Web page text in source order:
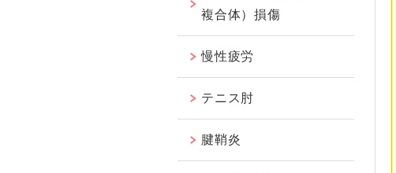
複合体）損傷
慢性疲労
テニス肘
腱鞘炎